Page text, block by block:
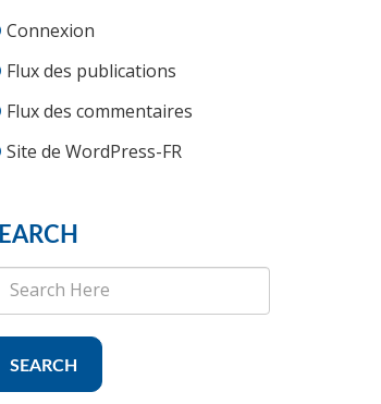
Connexion
Flux des publications
Flux des commentaires
Site de WordPress-FR
SEARCH